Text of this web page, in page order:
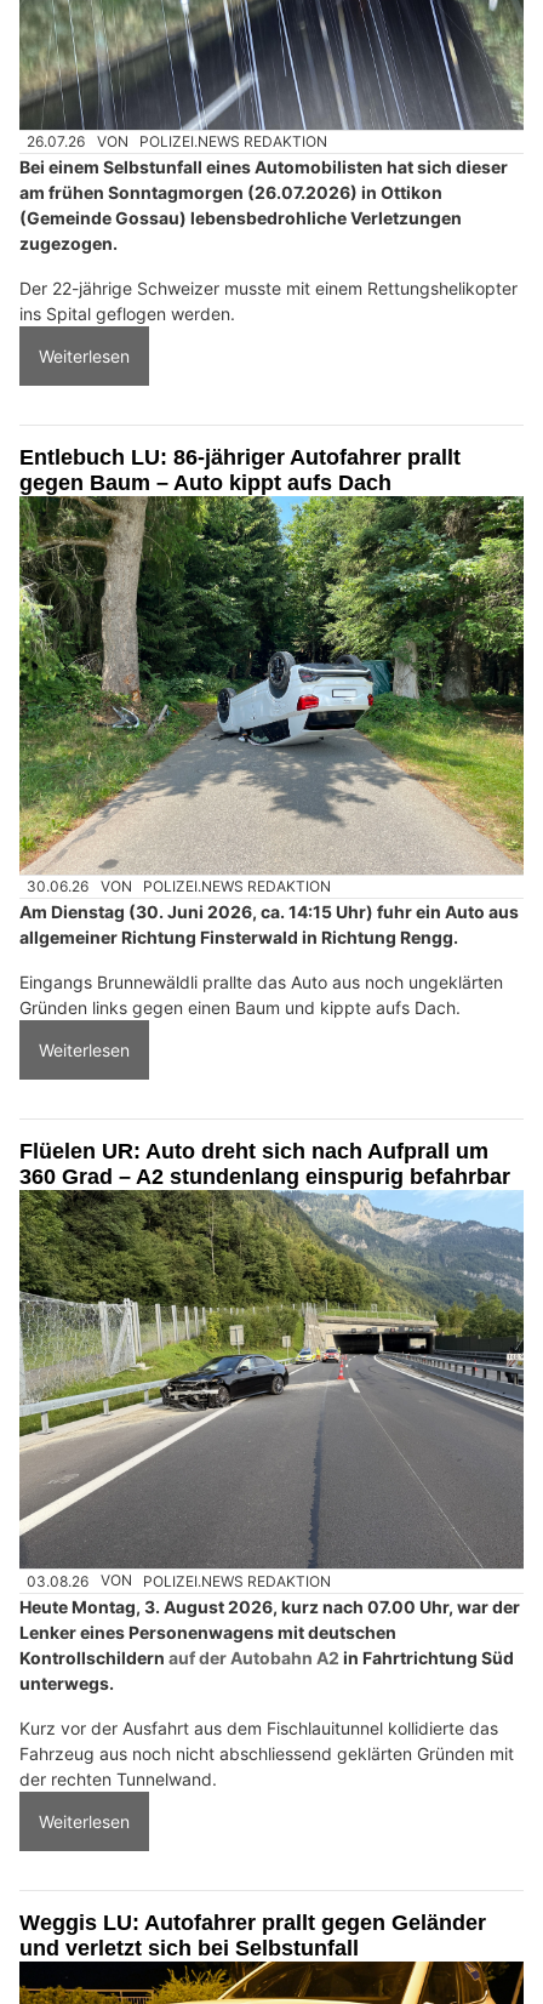
26.07.26 VON POLIZEI.NEWS REDAKTION
Bei einem Selbstunfall eines Automobilisten hat sich dieser
am frühen Sonntagmorgen (26.07.2026) in Ottikon
(Gemeinde Gossau) lebensbedrohliche Verletzungen
zugezogen.
Der 22-jährige Schweizer musste mit einem Rettungshelikopter
ins Spital geflogen werden.
Weiterlesen
Entlebuch LU: 86-jähriger Autofahrer prallt
gegen Baum – Auto kippt aufs Dach
30.06.26 VON POLIZEI.NEWS REDAKTION
Am Dienstag (30. Juni 2026, ca. 14:15 Uhr) fuhr ein Auto aus
allgemeiner Richtung Finsterwald in Richtung Rengg.
Eingangs Brunnewäldli prallte das Auto aus noch ungeklärten
Gründen links gegen einen Baum und kippte aufs Dach.
Weiterlesen
Flüelen UR: Auto dreht sich nach Aufprall um
360 Grad – A2 stundenlang einspurig befahrbar
03.08.26 VON POLIZEI.NEWS REDAKTION
Heute Montag, 3. August 2026, kurz nach 07.00 Uhr, war der
Lenker eines Personenwagens mit deutschen
Kontrollschildern auf der Autobahn A2 in Fahrtrichtung Süd
unterwegs.
Kurz vor der Ausfahrt aus dem Fischlauitunnel kollidierte das
Fahrzeug aus noch nicht abschliessend geklärten Gründen mit
der rechten Tunnelwand.
Weiterlesen
Weggis LU: Autofahrer prallt gegen Geländer
und verletzt sich bei Selbstunfall